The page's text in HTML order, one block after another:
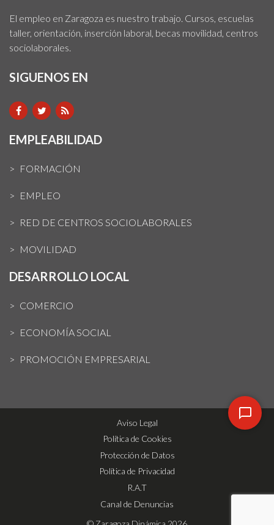
El empleo en Zaragoza es nuestro trabajo. Cursos, escuelas
taller, orientación, inserción laboral, becas movilidad, centros
sociolaborales.
SIGUENOS EN
EMPLEABILIDAD
FORMACIÓN
EMPLEO
RED DE CENTROS SOCIOLABORALES
MOVILIDAD
DESARROLLO LOCAL
COMERCIO
ECONOMÍA SOCIAL
PROMOCIÓN EMPRESARIAL
Aviso Legal
Política de Cookies
Protección de Datos
Política de Privacidad
R.A.T
Canal de Denuncias